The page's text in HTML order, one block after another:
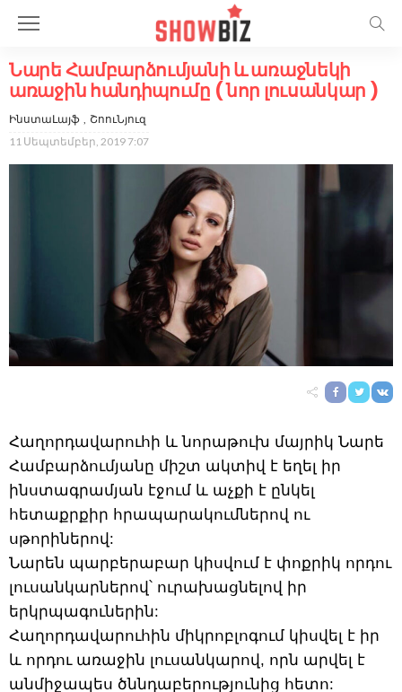
Նարե Համբարձումյանի և առաջնեկի
առաջին հանդիպումը ( նոր լուսանկար )
ԻնստաԼայֆ
ՇոուՆյուզ
11 Սեպտեմբեր, 2019 7:07
Հաղորդավարուհի և նորաթուխ մայրիկ Նարե
Համբարձումյանը միշտ ակտիվ է եղել իր
ինստագրամյան էջում և աչքի է ընկել
հետաքրքիր հրապարակումներով ու
սթորիներով:
Նարեն պարբերաբար կիսվում է փոքրիկ որդու
լուսանկարներով՝ ուրախացնելով իր
երկրպագուներին:
Հաղորդավարուհին միկրոբլոգում կիսվել է իր
և որդու առաջին լուսանկարով, որն արվել է
անմիջապես ծննդաբերությունից հետո: